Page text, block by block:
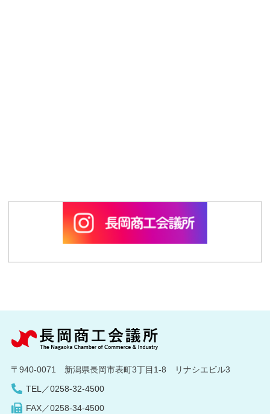
〒940-0071 新潟県長岡市表町3丁目1-8 リナシエビル3
TEL／0258-32-4500
FAX／0258-34-4500